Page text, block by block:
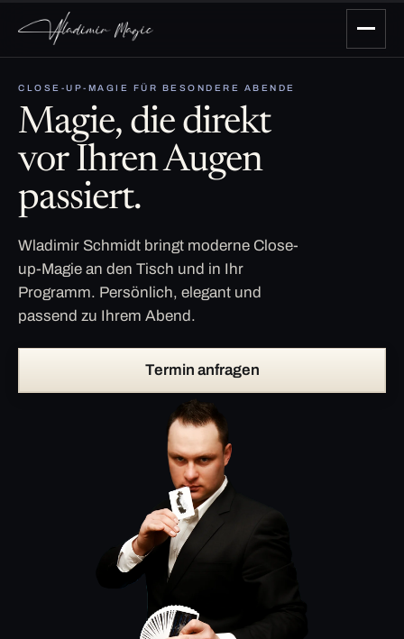
CLOSE-UP-MAGIE FÜR BESONDERE ABENDE
Magie, die direkt
vor Ihren Augen
passiert.
Wladimir Schmidt bringt moderne Close-
up-Magie an den Tisch und in Ihr
Programm. Persönlich, elegant und
passend zu Ihrem Abend.
Termin anfragen